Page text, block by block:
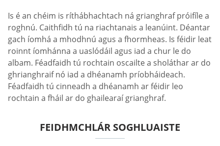
Is é an chéim is ríthábhachtach ná grianghraf próifíle a
roghnú. Caithfidh tú na riachtanais a leanúint. Déantar
gach íomhá a mhodhnú agus a fhormheas. Is féidir leat
roinnt íomhánna a uaslódáil agus iad a chur le do
albam. Féadfaidh tú rochtain oscailte a sholáthar ar do
ghrianghraif nó iad a dhéanamh príobháideach.
Féadfaidh tú cinneadh a dhéanamh ar féidir leo
rochtain a fháil ar do ghailearaí grianghraf.
FEIDHMCHLÁR SOGHLUAISTE